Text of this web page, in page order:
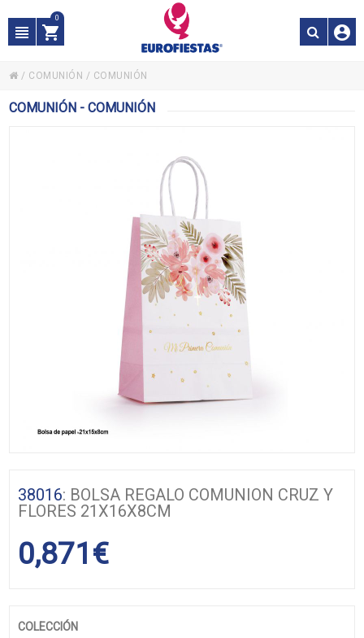
0
/ COMUNIÓN / COMUNIÓN
COMUNIÓN - COMUNIÓN
38016: BOLSA REGALO COMUNION CRUZ Y
FLORES 21X16X8CM
0,871€
COLECCIÓN